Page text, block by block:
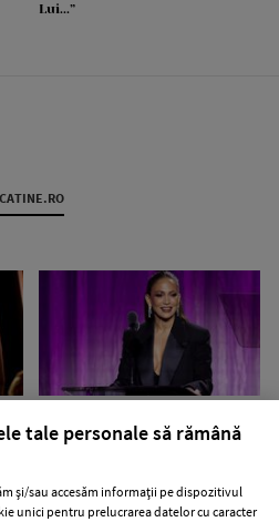
Lui...”
CATINE.RO
Jennifer Lopez și-a etalat
abdomenul tonifiat la 56 de ani.
mediul online
tale personale să rămână
și/sau accesăm informații pe dispozitivul
unici pentru prelucrarea datelor cu caracter